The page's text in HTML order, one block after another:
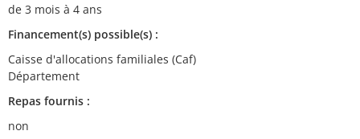
de 3 mois à 4 ans
Financement(s) possible(s) :
Caisse d'allocations familiales (Caf)
Département
Repas fournis :
non